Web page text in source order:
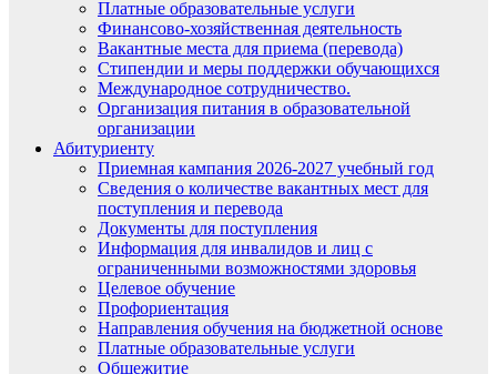
Платные образовательные услуги
Финансово-хозяйственная деятельность
Вакантные места для приема (перевода)
Стипендии и меры поддержки обучающихся
Международное сотрудничество.
Организация питания в образовательной
организации
Абитуриенту
Приемная кампания 2026-2027 учебный год
Сведения о количестве вакантных мест для
поступления и перевода
Документы для поступления
Информация для инвалидов и лиц с
ограниченными возможностями здоровья
Целевое обучение
Профориентация
Направления обучения на бюджетной основе
Платные образовательные услуги
Общежитие